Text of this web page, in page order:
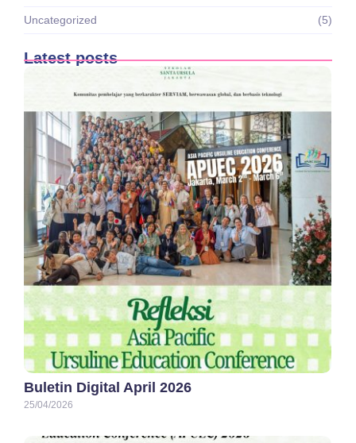
Uncategorized (5)
Latest posts
Buletin Digital April 2026
25/04/2026